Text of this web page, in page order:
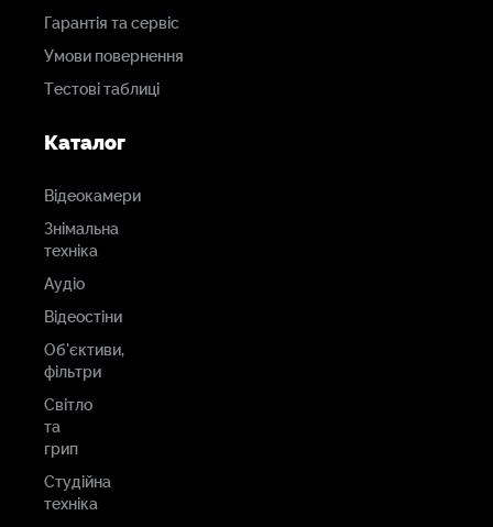
Гарантія та сервіс
Умови повернення
Тестові таблиці
Каталог
Відеокамери
Знімальна
техніка
Аудіо
Відеостіни
Об'єктиви,
фільтри
Світло
та
грип
Студійна
техніка